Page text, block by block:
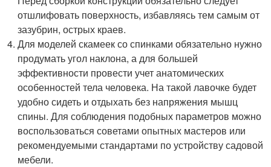
отшлифовать поверхность, избавляясь тем самым от
зазубрин, острых краев.
Для моделей скамеек со спинками обязательно нужно
продумать угол наклона, а для большей
эффективности провести учет анатомических
особенностей тела человека. На такой лавочке будет
удобно сидеть и отдыхать без напряжения мышц
спины. Для соблюдения подобных параметров можно
воспользоваться советами опытных мастеров или
рекомендуемыми стандартами по устройству садовой
мебели.